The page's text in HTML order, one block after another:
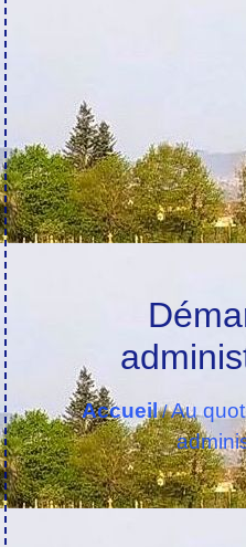
Accueil/Au